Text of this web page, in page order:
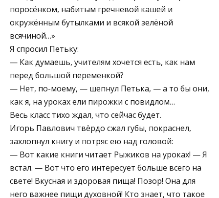
поросёнком, набитым гречневой кашей и
окружённым бутылками и всякой зелёной
всячиной…»
Я спросил Петьку:
— Как думаешь, учителям хочется есть, как нам
перед большой переменкой?
— Нет, по-моему, — шепнул Петька, — а то бы они,
как я, на уроках ели пирожки с повидлом…
Весь класс тихо ждал, что сейчас будет.
Игорь Павлович твёрдо сжал губы, покраснел,
захлопнул книгу и потряс ею над головой:
— Вот какие книги читает Рыжиков на уроках! — Я
встал. — Вот что его интересует больше всего на
свете! Вкусная и здоровая пища! Позор! Она для
него важнее пищи духовной! Кто знает, что такое